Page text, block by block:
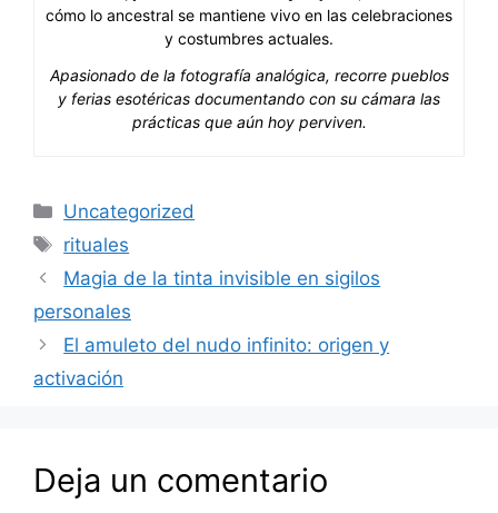
cómo lo ancestral se mantiene vivo en las celebraciones
y costumbres actuales.
Apasionado de la fotografía analógica, recorre pueblos
y ferias esotéricas documentando con su cámara las
prácticas que aún hoy perviven.
Categorías
Uncategorized
Etiquetas
rituales
Magia de la tinta invisible en sigilos
personales
El amuleto del nudo infinito: origen y
activación
Deja un comentario